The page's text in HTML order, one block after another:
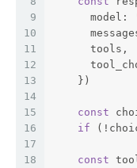
9
10
11
12
13
14
15
16
17
18
      model:
      tools,
    })
const
if
const